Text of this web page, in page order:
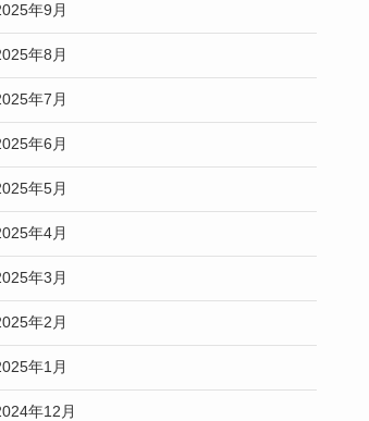
年9月
年8月
年7月
年6月
年5月
年4月
年3月
年2月
年1月
年12月